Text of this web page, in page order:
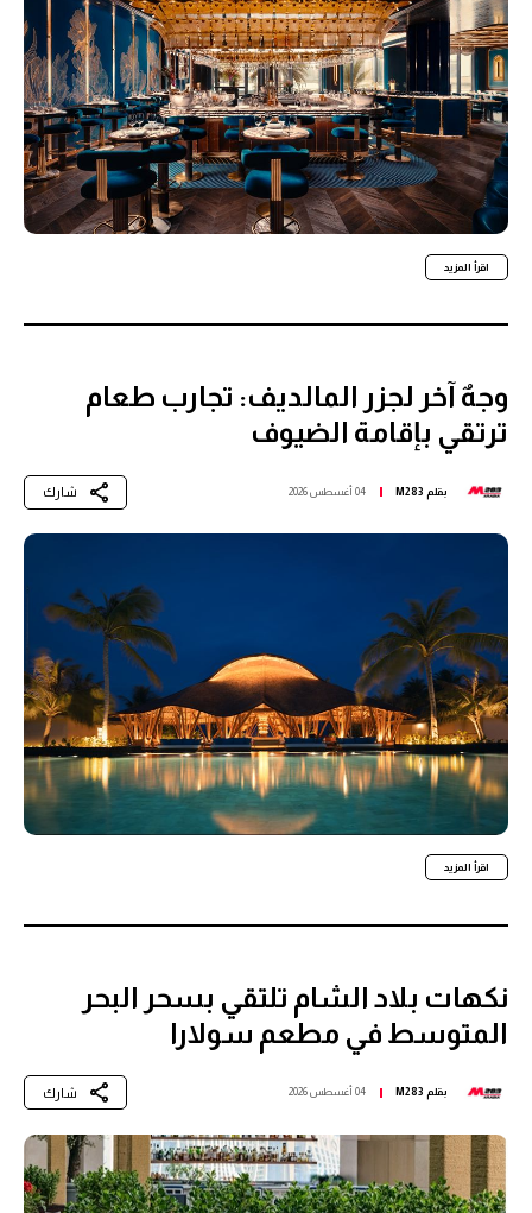
اقرأ المزيد
وجهٌ آخر لجزر المالديف: تجارب طعام
ترتقي بإقامة الضيوف
بقلم M283 04 أغسطس 2026 شارك
اقرأ المزيد
نكهات بلاد الشام تلتقي بسحر البحر
المتوسط في مطعم سولارا
بقلم M283 04 أغسطس 2026 شارك